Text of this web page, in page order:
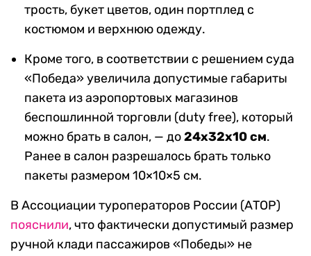
трость, букет цветов, один портплед с
костюмом и верхнюю одежду.
Кроме того, в соответствии с решением суда
«Победа» увеличила допустимые габариты
пакета из аэропортовых магазинов
беспошлинной торговли (duty free), который
можно брать в салон, — до24х32х10 см.
Ранее в салон разрешалось брать только
пакеты размером 10×10×5 см.
В Ассоциации туроператоров России (АТОР)
пояснили, что фактически допустимый размер
ручной клади пассажиров «Победы» не